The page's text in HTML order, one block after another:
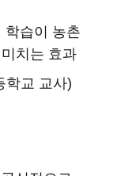
학습이 농촌
치는 효과
학교 교사)